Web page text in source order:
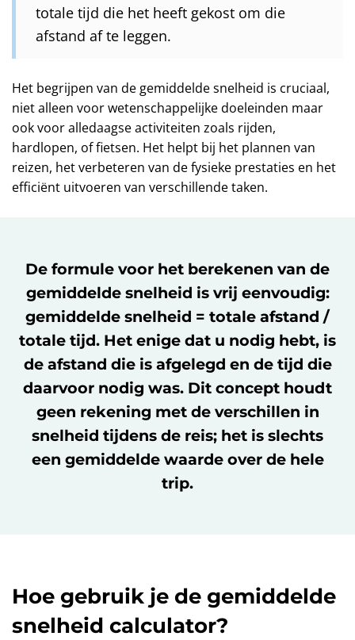
totale tijd die het heeft gekost om die
afstand af te leggen.
Het begrijpen van de gemiddelde snelheid is cruciaal,
niet alleen voor wetenschappelijke doeleinden maar
ook voor alledaagse activiteiten zoals rijden,
hardlopen, of fietsen. Het helpt bij het plannen van
reizen, het verbeteren van de fysieke prestaties en het
efficiënt uitvoeren van verschillende taken.
De formule voor het berekenen van de
gemiddelde snelheid is vrij eenvoudig:
gemiddelde snelheid = totale afstand /
totale tijd. Het enige dat u nodig hebt, is
de afstand die is afgelegd en de tijd die
daarvoor nodig was. Dit concept houdt
geen rekening met de verschillen in
snelheid tijdens de reis; het is slechts
een gemiddelde waarde over de hele
trip.
Hoe gebruik je de gemiddelde
snelheid calculator?